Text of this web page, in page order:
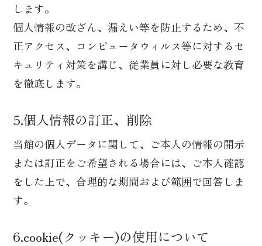
します。
個人情報の改ざん、漏えい等を防止するため、不
正アクセス、コンピュータウィルス等に対するセ
キュリティ対策を講じ、従業員に対し必要な教育
を徹底します。
5.個人情報の訂正、削除
当館の個人データに関して、ご本人の情報の開示
または訂正をご希望される場合には、ご本人確認
をした上で、合理的な期間および範囲で回答しま
す。
6.cookie(クッキー)の使用について